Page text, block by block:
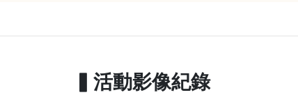
▍活動影像紀錄